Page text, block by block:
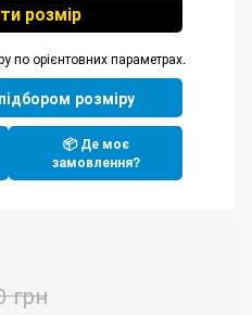
розмір
по орієнтовних параметрах.
розміру
📦 Де моє
замовлення?
грн